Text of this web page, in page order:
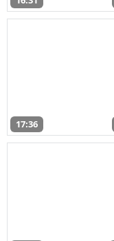
17:36